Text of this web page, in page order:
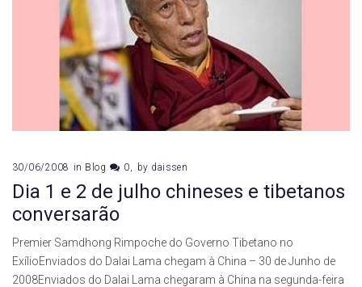
30/06/2008 in Blog 0 by daissen
Dia 1 e 2 de julho chineses e tibetanos
conversarão
Premier Samdhong Rimpoche do Governo Tibetano no
ExílioEnviados do Dalai Lama chegam à China – 30 de Junho de
2008Enviados do Dalai Lama chegaram à China na segunda-feira